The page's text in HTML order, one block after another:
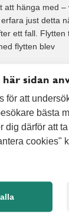
att hänga med
just detta
ett fall. Flytten
flytten blev
och
allt gick
en stressig
var inte
här sidan
för att
bästa
dig därför att
cookies"